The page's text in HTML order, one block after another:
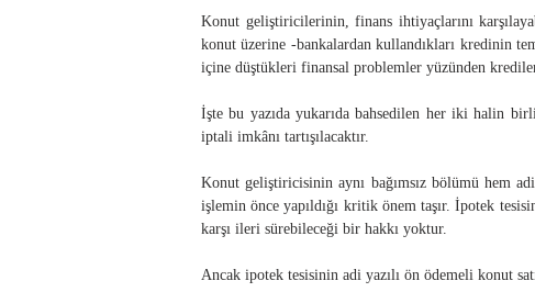
Konut geliştiricilerinin, finans ihtiyaçlarını
konut üzerine -bankalardan kullandıkları kredinin
içine düştükleri finansal problemler yüzünden
İşte bu yazıda yukarıda bahsedilen her iki halin
iptali imkânı tartışılacaktır.
Konut geliştiricisinin aynı bağımsız bölümü hem
işlemin önce yapıldığı kritik önem taşır. İpotek
karşı ileri sürebileceği bir hakkı yoktur.
Ancak ipotek tesisinin adi yazılı ön ödemeli konut